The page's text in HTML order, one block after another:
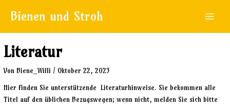
InhaltBienen und Stroh
Literatur
Von Biene_Willi / Oktober 22, 2023
Hier finden Sie unterstützende Literaturhinweise. Sie bekommen alle
Titel auf den üblichen Bezugswegen; wenn nicht, melden Sie sich bitte